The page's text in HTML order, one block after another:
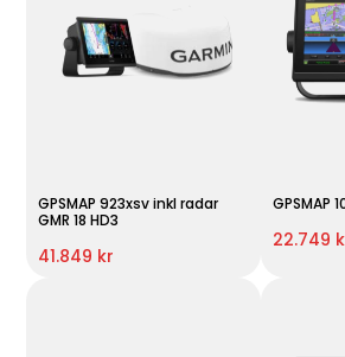
GPSMAP 923xsv inkl radar
GMR 18 HD3
41.849 kr
GPSMAP
22.749